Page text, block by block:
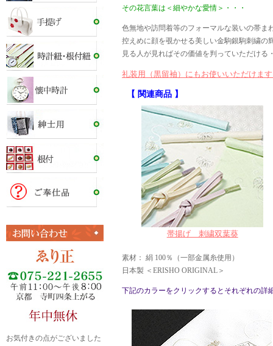
お気付きの点がございました
その花言葉は＜細やかな愛情＞・・・
色無地や訪問着等のフォーマルな装いの帯ま
控えめに顔を覗かせる美しい金駒銀駒刺繍の
見る人が見ればその価値を判っていただける
礼装用（黒留袖）にもお使いいただけま
【 関連商品 】
帯揚げ 刺繍双葉葵
素材： 絹 100％（一部金属糸使用）
日本製 ＜ERISHO ORIGINAL＞
下記のカラーをクリックするとそれぞれの詳